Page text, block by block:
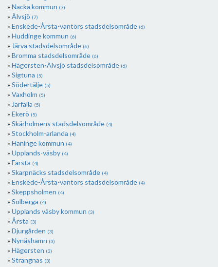
Nacka kommun (7)
Älvsjö (7)
Enskede-Årsta-vantörs stadsdelsområde (6)
Huddinge kommun (6)
Järva stadsdelsområde (6)
Bromma stadsdelsområde (6)
Hägersten-Älvsjö stadsdelsområde (6)
Sigtuna (5)
Södertälje (5)
Vaxholm (5)
Järfälla (5)
Ekerö (5)
Skärholmens stadsdelsområde (4)
Stockholm-arlanda (4)
Haninge kommun (4)
Upplands-väsby (4)
Farsta (4)
Skarpnäcks stadsdelsområde (4)
Enskede-Årsta-vantörs stadsdelsområde (4)
Skeppsholmen (4)
Solberga (4)
Upplands väsby kommun (3)
Årsta (3)
Djurgården (3)
Nynäshamn (3)
Hägersten (3)
Strängnäs (3)